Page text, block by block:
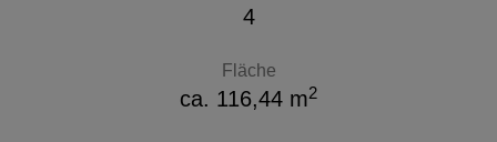
4
Fläche
ca. 116,44 m2